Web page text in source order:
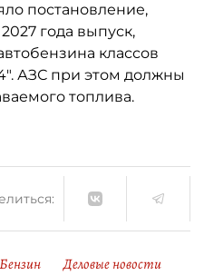
постановление,
года выпуск,
классов
АЗС при этом должны
топлива.
Бензин
Деловые новости